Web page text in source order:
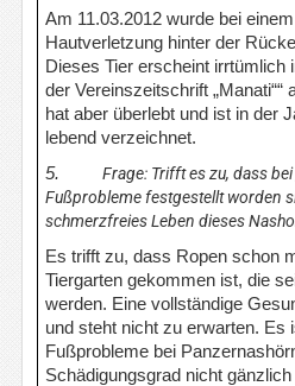
Am 11.03.2012 wurde bei
Hautverletzung hinter der
Dieses Tier erscheint irrtümlich
der Vereinszeitschrift
hat aber überlebt und ist in der
lebend verzeichnet.
5. Frage: Trifft es zu, dass bei
Fußprobleme festgestellt worden
schmerzfreies Leben dieses
Es trifft zu, dass Ropen schon
Tiergarten gekommen ist, die
werden. Eine vollständige
und steht nicht zu erwarten. Es
Fußprobleme bei
Schädigungsgrad nicht